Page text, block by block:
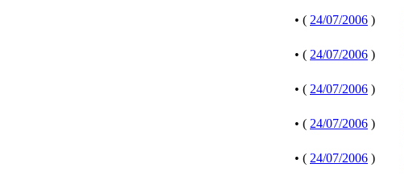
• ( 24/07/2006 )
• ( 24/07/2006 )
• ( 24/07/2006 )
• ( 24/07/2006 )
• ( 24/07/2006 )